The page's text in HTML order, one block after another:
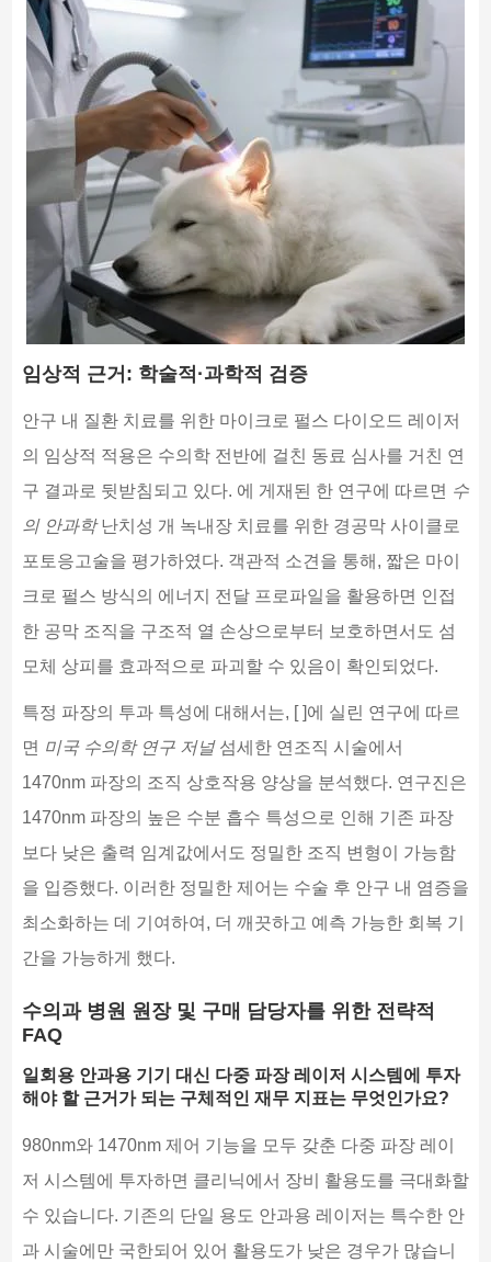
임상적 근거: 학술적·과학적 검증
안구 내 질환 치료를 위한 마이크로 펄스 다이오드 레이저
의 임상적 적용은 수의학 전반에 걸친 동료 심사를 거친 연
구 결과로 뒷받침되고 있다. 에 게재된 한 연구에 따르면 수
의 안과학난치성 개 녹내장 치료를 위한 경공막 사이클로
포토응고술을 평가하였다. 객관적 소견을 통해, 짧은 마이
크로 펄스 방식의 에너지 전달 프로파일을 활용하면 인접
한 공막 조직을 구조적 열 손상으로부터 보호하면서도 섬
모체 상피를 효과적으로 파괴할 수 있음이 확인되었다.
특정 파장의 투과 특성에 대해서는, [ ]에 실린 연구에 따르
면 미국 수의학 연구 저널섬세한 연조직 시술에서
1470nm 파장의 조직 상호작용 양상을 분석했다. 연구진은
1470nm 파장의 높은 수분 흡수 특성으로 인해 기존 파장
보다 낮은 출력 임계값에서도 정밀한 조직 변형이 가능함
을 입증했다. 이러한 정밀한 제어는 수술 후 안구 내 염증을
최소화하는 데 기여하여, 더 깨끗하고 예측 가능한 회복 기
간을 가능하게 했다.
수의과 병원 원장 및 구매 담당자를 위한 전략적
FAQ
일회용 안과용 기기 대신 다중 파장 레이저 시스템에 투자
해야 할 근거가 되는 구체적인 재무 지표는 무엇인가요?
980nm와 1470nm 제어 기능을 모두 갖춘 다중 파장 레이
저 시스템에 투자하면 클리닉에서 장비 활용도를 극대화할
수 있습니다. 기존의 단일 용도 안과용 레이저는 특수한 안
과 시술에만 국한되어 있어 활용도가 낮은 경우가 많습니